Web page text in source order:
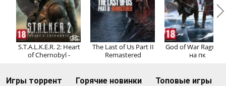
S.T.A.L.K.E.R. 2: Heart
of Chernobyl -
The Last of Us Part II
Remastered
God of War
на пк
Игры торрент Горячие новинки Топовые игры